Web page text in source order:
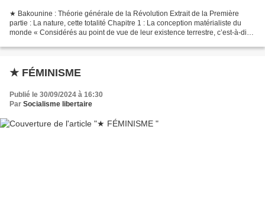
★ Bakounine : Théorie générale de la Révolution Extrait de la Première
partie : La nature, cette totalité Chapitre 1 : La conception matérialiste du
monde « Considérés au point de vue de leur existence terrestre, c’est-à-dire
★ FÉMINISME
Publié le 30/09/2024 à 16:30
Par Socialisme libertaire